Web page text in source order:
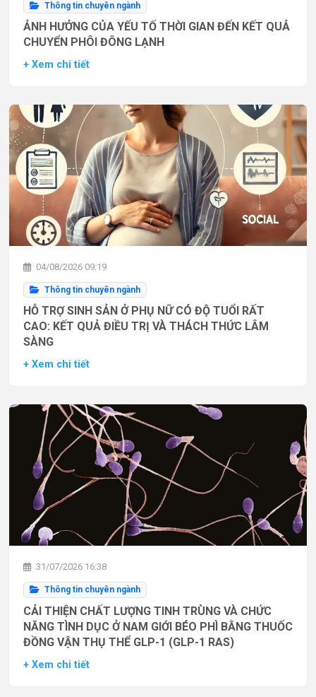
Thông tin chuyên ngành
ẢNH HƯỞNG CỦA YẾU TỐ THỜI GIAN ĐẾN KẾT QUẢ
CHUYỂN PHÔI ĐÔNG LẠNH
+ Xem chi tiết
04/08/2026 09:19
Thông tin chuyên ngành
HỖ TRỢ SINH SẢN Ở PHỤ NỮ CÓ ĐỘ TUỔI RẤT
CAO: KẾT QUẢ ĐIỀU TRỊ VÀ THÁCH THỨC LÂM
SÀNG
+ Xem chi tiết
31/07/2026 16:38
Thông tin chuyên ngành
CẢI THIỆN CHẤT LƯỢNG TINH TRÙNG VÀ CHỨC
NĂNG TÌNH DỤC Ở NAM GIỚI BÉO PHÌ BẰNG THUỐC
ĐỒNG VẬN THỤ THỂ GLP-1 (GLP-1 RAS)
+ Xem chi tiết